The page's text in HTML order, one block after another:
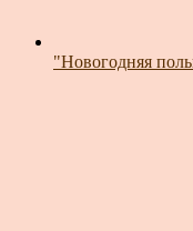
"Новогодняя